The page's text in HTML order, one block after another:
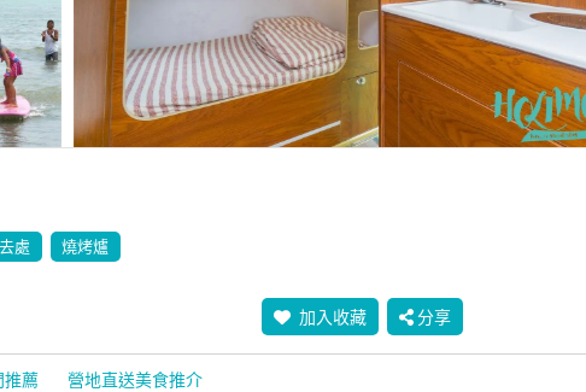
處 燒烤爐
加入收藏 分享
推薦 營地直送美食推介